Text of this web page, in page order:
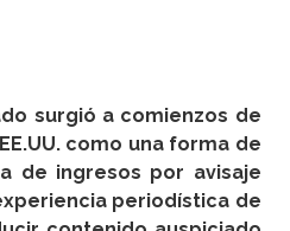
surgió a comienzos de
como una forma de
de ingresos por avisaje
periodística de